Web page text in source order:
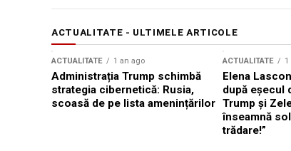
ACTUALITATE - ULTIMELE ARTICOLE
ACTUALITATE 1 an ago
Administrația Trump schimbă
strategia cibernetică: Rusia,
scoasă de pe lista amenințărilor
ACTUALITATE 1
Elena
după eșecul
Trump și
înseamnă
trădare!”